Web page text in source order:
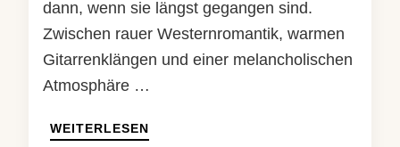
dann, wenn sie längst gegangen sind.
Zwischen rauer Westernromantik, warmen
Gitarrenklängen und einer melancholischen
Atmosphäre …
WEITERLESEN